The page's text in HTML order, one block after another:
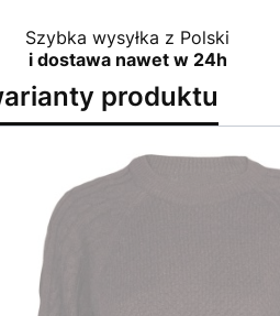
Szybka wysyłka z Polski
i dostawa nawet w 24h
produktu